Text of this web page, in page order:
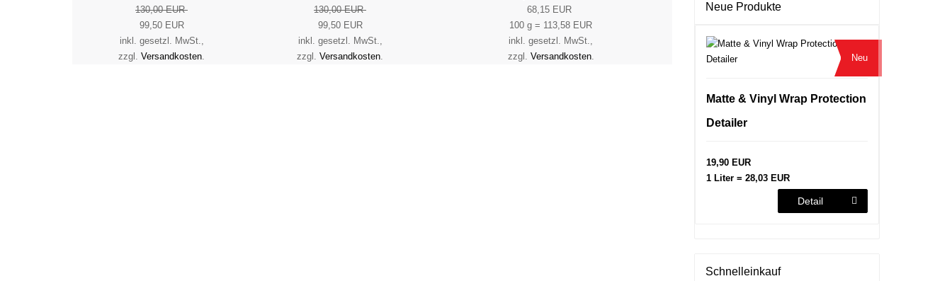
130,00 EUR
99,50 EUR
inkl. gesetzl. MwSt.,
zzgl. Versandkosten
130,00 EUR
99,50 EUR
inkl. gesetzl. MwSt.,
zzgl. Versandkosten
68,15 EUR
100 g = 113,58 EUR
inkl. gesetzl. MwSt.,
zzgl. Versandkosten.
Neue Produkte
Neu
Matte & Vinyl Wrap Protection
Detailer
19,90 EUR
1 Liter = 28,03 EUR
Detail
Schnelleinkauf